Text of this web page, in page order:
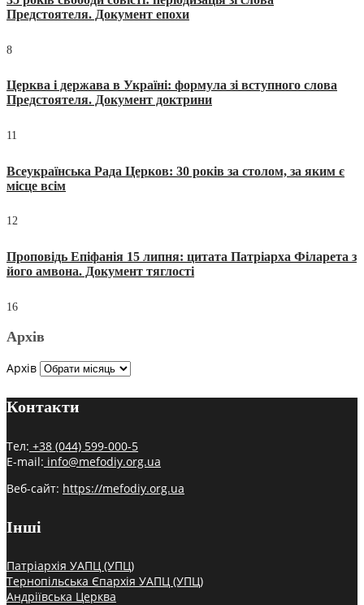
Предстоятеля. Документ епохи
8
Церква і держава в Україні: формула зі вступного слова
Предстоятеля. Документ доктрини
11
Всеукраїнська Рада Церков: 30 років за столом, за яким є
місце всім
12
Проповідь Епіфанія 15 липня: цитата Патріарха Філарета з
його амвона. Документ тяглості
16
Архів
Архів
Контакти
Тел: +38 (044) 599-000-5
E-mail: info@mefodiy.org.ua
Веб-сайт: https://mefodiy.org.ua
Інші
Патріархія УАПЦ (УПЦ)
Тернопільська Єпархія УАПЦ (УПЦ)
Андріївська Церква